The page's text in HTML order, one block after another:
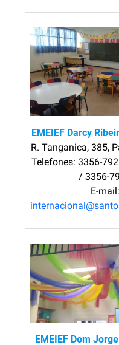
EMEIEF Darcy
R. Tanganica, 385,
Telefones: 3356-
/ 3356-
E-mail:
EMEIEF Dom